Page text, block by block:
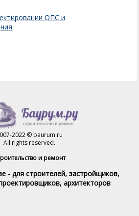
ОПС и
2022 © baurum.ru
All rights reserved.
и ремонт
- для строителей, застройщиков,
архитекторов